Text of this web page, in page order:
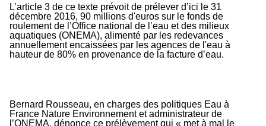
L’article 3 de ce texte prévoit de prélever d’ici le 31
décembre 2016, 90 millions d'euros sur le fonds de
roulement de l’Office national de l’eau et des milieux
aquatiques (ONEMA), alimenté par les redevances
annuellement encaissées par les agences de l'eau à
hauteur de 80% en provenance de la facture d’eau.
Bernard Rousseau, en charges des politiques Eau à
France Nature Environnement et administrateur de
l’ONEMA, dénonce ce prélèvement qui « met à mal le